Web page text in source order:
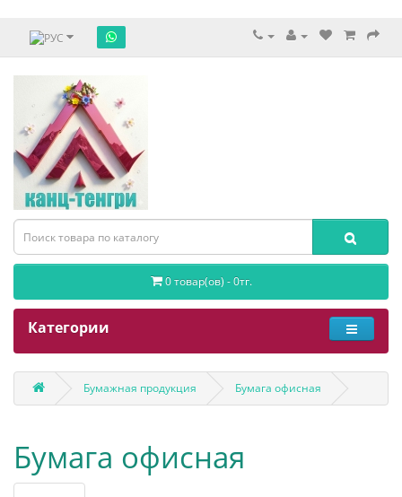
0 товар(ов) - 0тг.
Категории
Бумажная продукция Бумага офисная
Бумага офисная